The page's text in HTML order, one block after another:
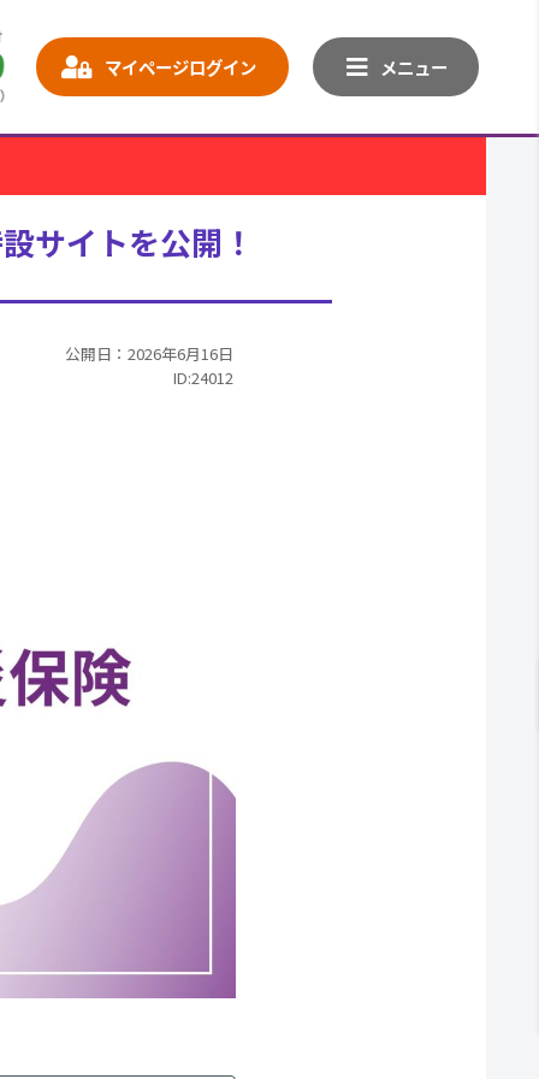
マイページログイン メニュー
サイトを公開！
公開日：2026年6月16日
ID:24012